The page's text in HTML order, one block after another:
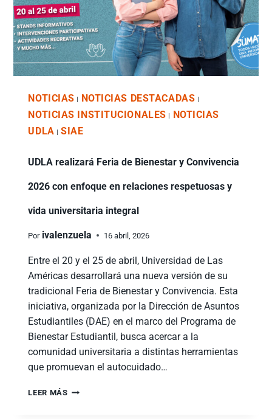
NOTICIAS NOTICIAS DESTACADAS
NOTICIAS INSTITUCIONALES
NOTICIAS
UDLA |SIAE
UDLA realizará Feria de Bienestar y Convivencia
2026 con enfoque en relaciones respetuosas y
vida universitaria integral
Por ivalenzuela 16 abril, 2026
Entre el 20 y el 25 de abril, Universidad de Las
Américas desarrollará una nueva versión de su
tradicional Feria de Bienestar y Convivencia. Esta
iniciativa, organizada por la Dirección de Asuntos
Estudiantiles (DAE) en el marco del Programa de
Bienestar Estudiantil, busca acercar a la
comunidad universitaria a distintas herramientas
que promuevan el autocuidado…
LEER MÁS